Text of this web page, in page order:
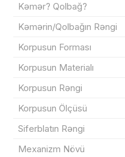
Kəmər? Qolbağ?
Kəmərin/Qolbağın Rəngi
Korpusun Forması
Korpusun Materialı
Korpusun Rəngi
Korpusun Ölçüsü
Siferblatın Rəngi
Mexanizm Növü
Çatdırılma